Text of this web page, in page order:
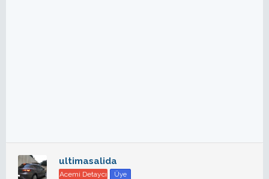
ultimasalida
Acemi Detaycı Üye